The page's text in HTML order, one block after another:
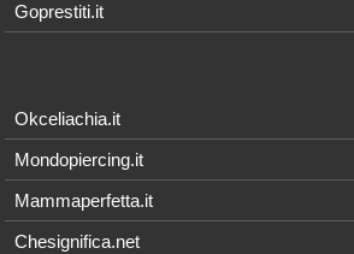
Goprestiti.it
Okceliachia.it
Mondopiercing.it
Mammaperfetta.it
Chesignifica.net